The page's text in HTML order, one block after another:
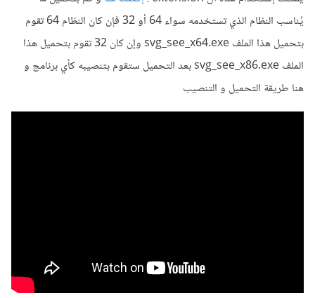
يُناسب النظام الذي تستخدمه سواء 64 أو 32 فإن كان النظام 64 تقوم
بتحميل هذا الملف svg_see_x64.exe وإن كان 32 تقوم بتحميل هذا
الملف svg_see_x86.exe بعد التحميل ستقوم بتنصيبه كأي برنامج و
هنا طريقة التحميل و التنصيب